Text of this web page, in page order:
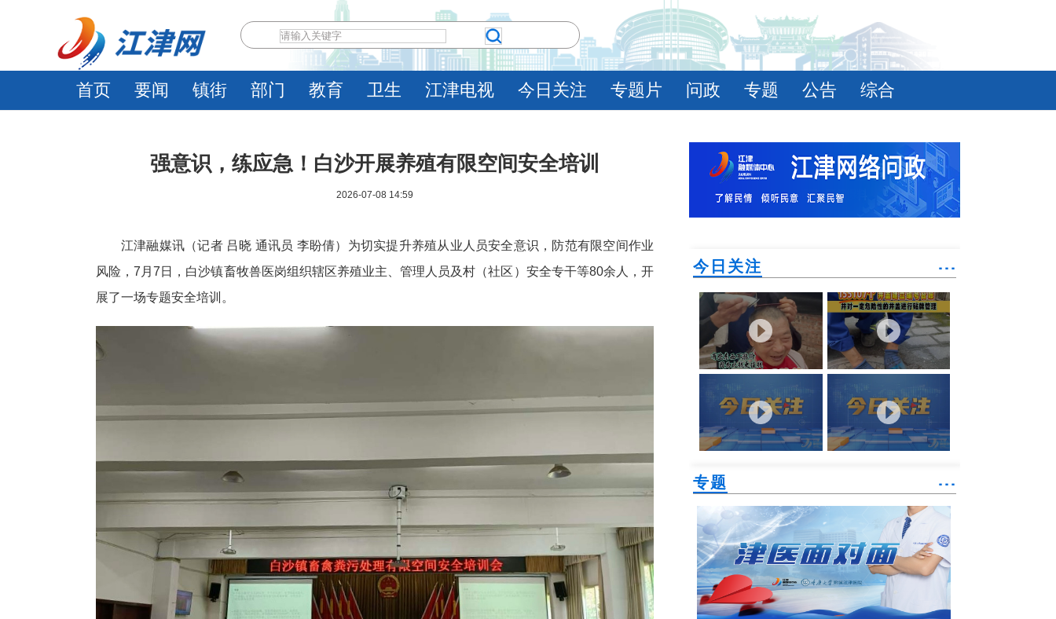
首页 要闻 镇街 部门 教育 卫生 江津电视 今日关注 专题片 问政 专题 公告 综合
强意识，练应急！白沙开展养殖有限空间安全培训
2026-07-08 14:59
江津融媒讯（记者 吕晓 通讯员 李盼倩）为切实提升养殖从业人员安全意识，防范有限空间作业
风险，7月7日，白沙镇畜牧兽医岗组织辖区养殖业主、管理人员及村（社区）安全专干等80余人，开
展了一场专题安全培训。
今日关注 ˙˙˙
专题 ˙˙˙